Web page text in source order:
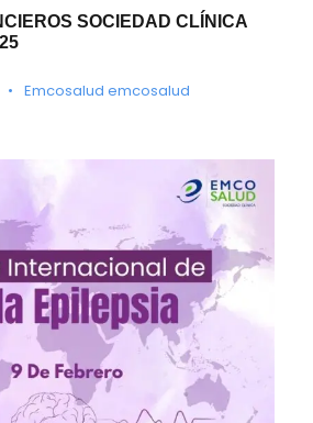
SOCIEDAD CLÍNICA
• Emcosalud emcosalud